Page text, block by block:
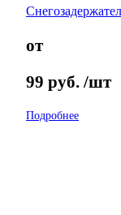
от
99 руб. /шт
Подробнее